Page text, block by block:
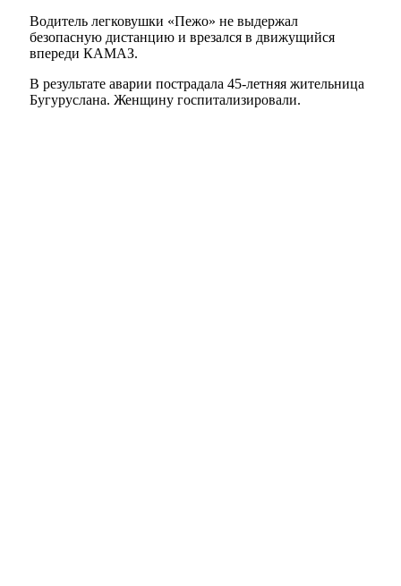
Водитель легковушки «Пежо» не выдержал
безопасную дистанцию и врезался в движущийся
впереди КАМАЗ.
В результате аварии пострадала 45-летняя жительница
Бугуруслана. Женщину госпитализировали.